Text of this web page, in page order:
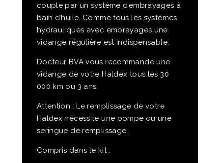
couple par un système d’embrayages à
bain d’huile. Comme tous les systèmes
hydrauliques avec embrayages une
vidange régulière est indispensable.
Docteur BVA vous recommande une
vidange de votre Haldex tous les 30
000 km ou 3 ans.
Attention : Le remplissage de votre
Haldex nécessite une pompe ou une
seringue de remplissage.
Compris dans le kit :